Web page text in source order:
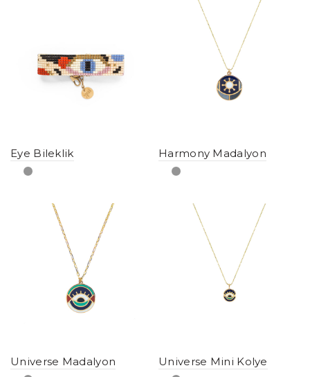
Eye Bileklik Harmony Madalyon
Universe Madalyon Universe Mini Kolye